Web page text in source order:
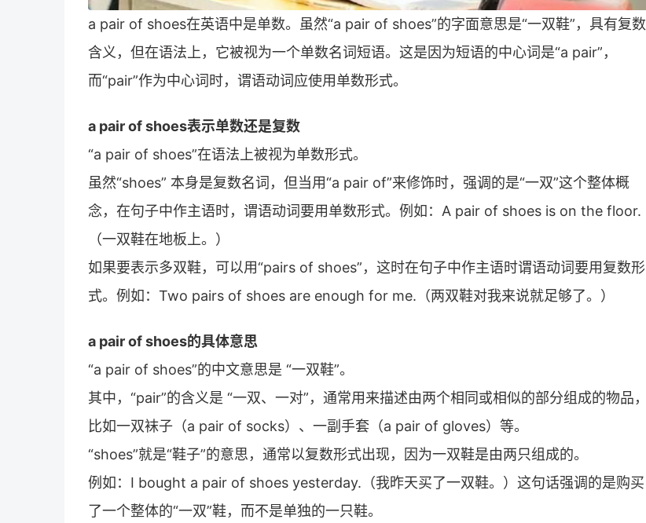
a pair of shoes在英语中是单数。虽然“a pair of shoes”的字面意思是“一双鞋”，具有复数
含义，但在语法上，它被视为一个单数名词短语。这是因为短语的中心词是“a pair”，
而“pair”作为中心词时，谓语动词应使用单数形式。
a pair of shoes表示单数还是复数
“a pair of shoes”在语法上被视为单数形式。
虽然“shoes” 本身是复数名词，但当用“a pair of”来修饰时，强调的是“一双”这个整体概
念，在句子中作主语时，谓语动词要用单数形式。例如：A pair of shoes is on the floor.
（一双鞋在地板上。）
如果要表示多双鞋，可以用“pairs of shoes”，这时在句子中作主语时谓语动词要用复数形
式。例如：Two pairs of shoes are enough for me.（两双鞋对我来说就足够了。）
a pair of shoes的具体意思
“a pair of shoes”的中文意思是 “一双鞋”。
其中，“pair”的含义是 “一双、一对”，通常用来描述由两个相同或相似的部分组成的物品，
比如一双袜子（a pair of socks）、一副手套（a pair of gloves）等。
“shoes”就是“鞋子”的意思，通常以复数形式出现，因为一双鞋是由两只组成的。
例如：I bought a pair of shoes yesterday.（我昨天买了一双鞋。）这句话强调的是购买
了一个整体的“一双”鞋，而不是单独的一只鞋。